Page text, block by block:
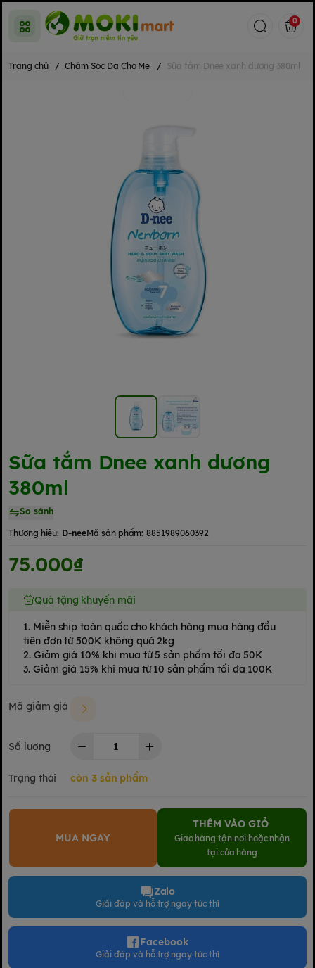
0
Trang chủ / Chăm Sóc Da Cho Mẹ / Sữa tắm Dnee xanh dương 380ml
Sữa tắm Dnee xanh dương
380ml
So sánh
Thương hiệu: D-neeMã sản phẩm: 8851989060392
75.000₫
Quà tặng khuyến mãi
1. Miễn ship toàn quốc cho khách hàng mua hàng đầu
tiên đơn từ 500K không quá 2kg
2. Giảm giá 10% khi mua từ 5 sản phẩm tối đa 50K
3. Giảm giá 15% khi mua từ 10 sản phẩm tối đa 100K
Mã giảm giá
Số lượng
Trạng thái còn 3 sản phẩm
MUA NGAY
THÊM VÀO GIỎ
Giao hàng tận nơi hoặc nhận
tại cửa hàng
Zalo
Giải đáp và hỗ trợ ngay tức thì
Facebook
Giải đáp và hỗ trợ ngay tức thì